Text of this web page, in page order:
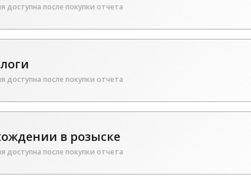
после покупки отчета
после покупки отчета
в розыске
после покупки отчета